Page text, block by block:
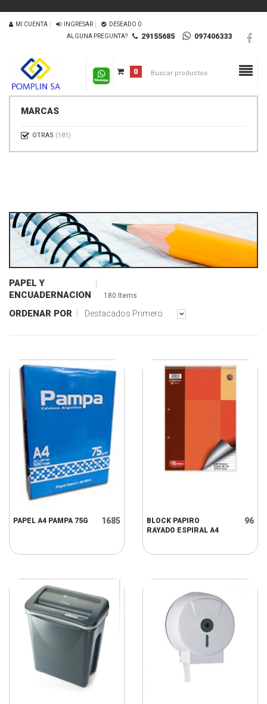
MI CUENTA INGRESAR DESEADO 0
ALGUNA PREGUNTA?
29155685 097406333
0
MARCAS
OTRAS (181)
PAPEL Y
ENCUADERNACION
180 Items
ORDENAR POR Destacados Primero
PAPEL A4 PAMPA 75G 1685
BLOCK PAPIRO
RAYADO ESPIRAL A4
96